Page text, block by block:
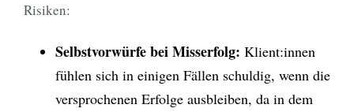
Risiken:
Selbstvorwürfe bei Misserfolg: Klient:innen
fühlen sich in einigen Fällen schuldig, wenn die
versprochenen Erfolge ausbleiben, da in dem